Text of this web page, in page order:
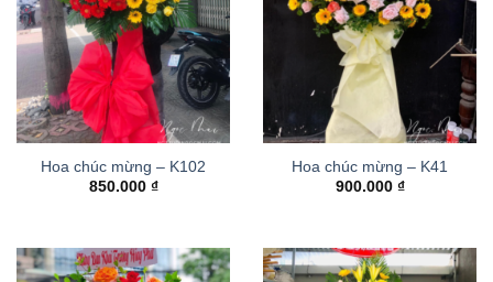
Hoa chúc mừng – K102
850.000 ₫
Hoa chúc mừng – K41
900.000 ₫